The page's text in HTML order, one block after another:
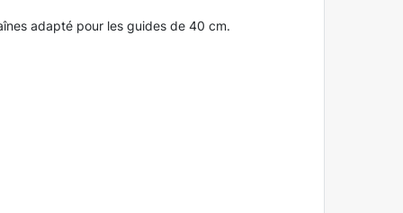
adapté pour les guides de 40 cm.